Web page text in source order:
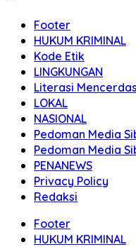
Footer
HUKUM KRIMINAL
Kode Etik
LINGKUNGAN
Literasi
LOKAL
NASIONAL
Pedoman Media
Pedoman Media
PENANEWS
Privacy Policy
Redaksi
Footer
HUKUM KRIMINAL